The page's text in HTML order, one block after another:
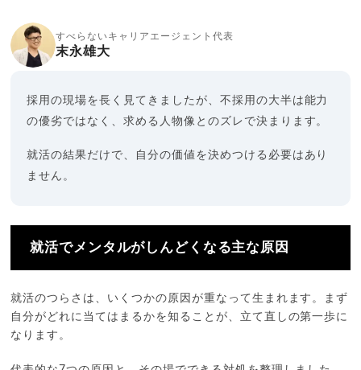
すべらないキャリアエージェント代表
末永雄大
採用の現場を長く見てきましたが、不採用の大半は能力
の優劣ではなく、求める人物像とのズレで決まります。
就活の結果だけで、自分の価値を決めつける必要はあり
ません。
就活でメンタルがしんどくなる主な原因
就活のつらさは、いくつかの原因が重なって生まれます。まず
自分がどれに当てはまるかを知ることが、立て直しの第一歩に
なります。